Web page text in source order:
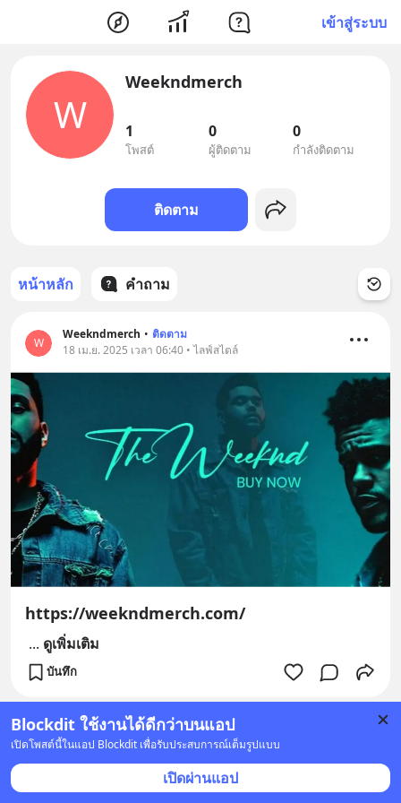
เข้าสู่ระบบ
Blockdit ใช้งานได้ดีกว่าบนแอป
เปิดโพสต์นี้ในแอป Blockdit เพื่อรับประสบการณ์เต็มรูปแบบ
เปิดผ่านแอป
W
Weekndmerch
1
โพสต์
0
ผู้ติดตาม
0
กำลังติดตาม
ติดตาม
หน้าหลัก คำถาม
W
Weekndmerch • ติดตาม
18 เม.ย. 2025 เวลา 06:40 • ไลฟ์สไตล์
https://weekndmerch.com/
... ดูเพิ่มเติม
บันทึก